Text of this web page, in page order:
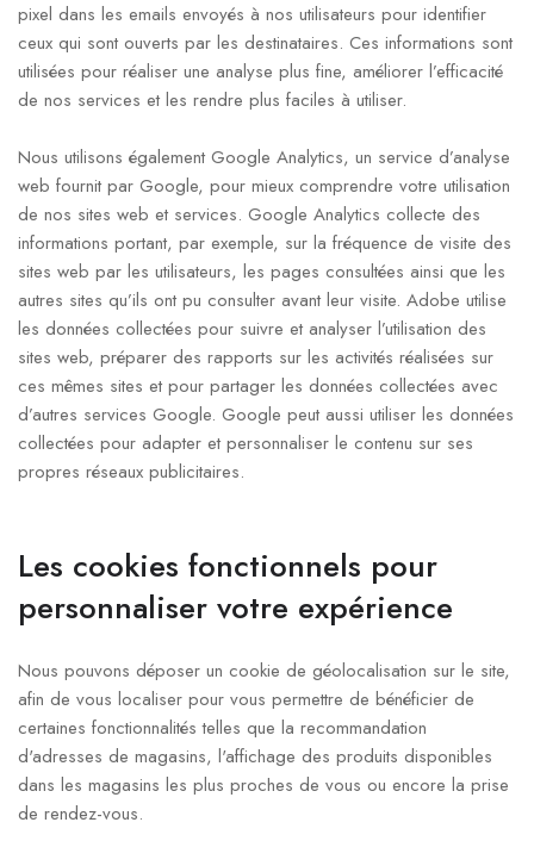
pixel dans les emails envoyés à nos utilisateurs pour identifier
ceux qui sont ouverts par les destinataires. Ces informations sont
utilisées pour réaliser une analyse plus fine, améliorer l’efficacité
de nos services et les rendre plus faciles à utiliser.
Nous utilisons également Google Analytics, un service d’analyse
web fournit par Google, pour mieux comprendre votre utilisation
de nos sites web et services. Google Analytics collecte des
informations portant, par exemple, sur la fréquence de visite des
sites web par les utilisateurs, les pages consultées ainsi que les
autres sites qu’ils ont pu consulter avant leur visite. Adobe utilise
les données collectées pour suivre et analyser l’utilisation des
sites web, préparer des rapports sur les activités réalisées sur
ces mêmes sites et pour partager les données collectées avec
d’autres services Google. Google peut aussi utiliser les données
collectées pour adapter et personnaliser le contenu sur ses
propres réseaux publicitaires.
Les cookies fonctionnels pour
personnaliser votre expérience
Nous pouvons déposer un cookie de géolocalisation sur le site,
afin de vous localiser pour vous permettre de bénéficier de
certaines fonctionnalités telles que la recommandation
d'adresses de magasins, l'affichage des produits disponibles
dans les magasins les plus proches de vous ou encore la prise
de rendez-vous.